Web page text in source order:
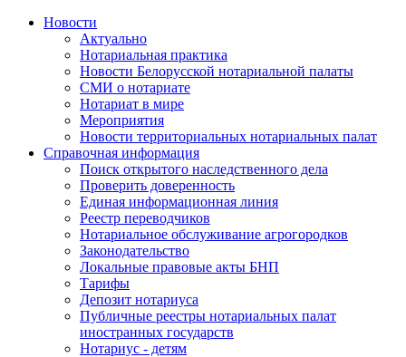
Новости
Актуально
Нотариальная практика
Новости Белорусской нотариальной палаты
СМИ о нотариате
Нотариат в мире
Мероприятия
Новости территориальных нотариальных палат
Справочная информация
Поиск открытого наследственного дела
Проверить доверенность
Единая информационная линия
Реестр переводчиков
Нотариальное обслуживание агрогородков
Законодательство
Локальные правовые акты БНП
Тарифы
Депозит нотариуса
Публичные реестры нотариальных палат
иностранных государств
Нотариус - детям